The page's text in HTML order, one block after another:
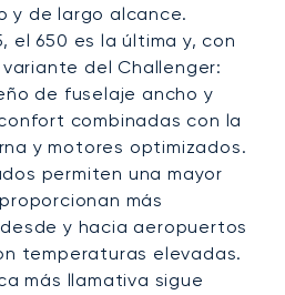
y de largo alcance.
el 650 es la última y, con
del Challenger:
de fuselaje ancho y
combinadas con la
y motores optimizados.
permiten una mayor
más
y hacia aeropuertos
temperaturas elevadas.
más llamativa sigue